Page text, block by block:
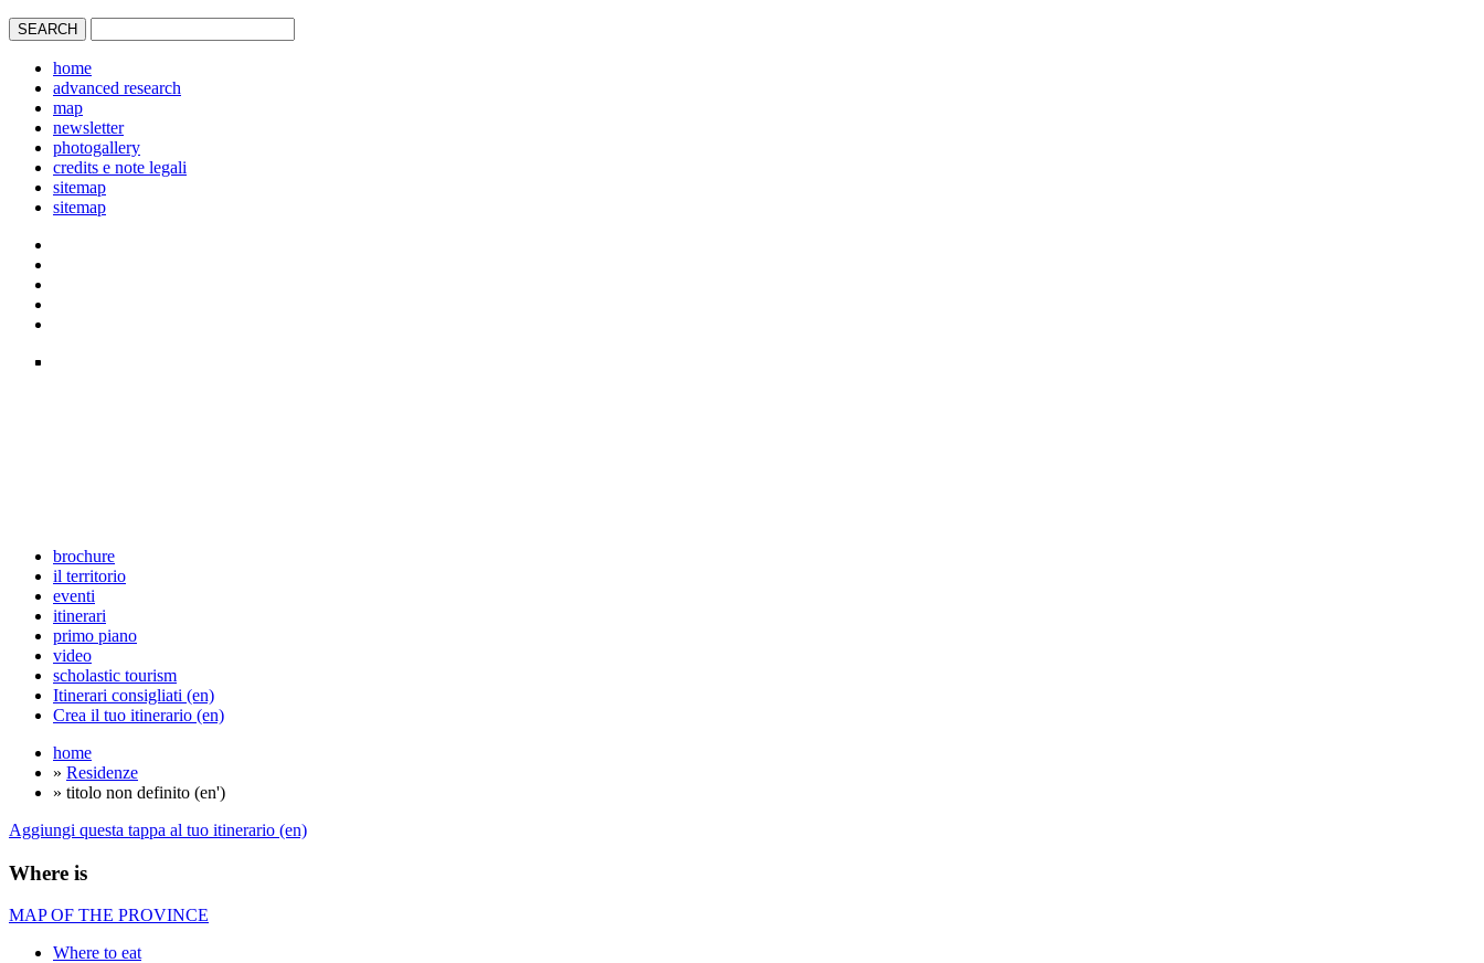
home
advanced research
map
newsletter
photogallery
credits e note legali
sitemap
sitemap
brochure
il territorio
eventi
itinerari
primo piano
video
scholastic tourism
Itinerari consigliati (en)
Crea il tuo itinerario (en)
home
» Residenze
» titolo non definito (en')
Aggiungi questa tappa al tuo itinerario (en)
Where is
MAP OF THE PROVINCE
Where to eat